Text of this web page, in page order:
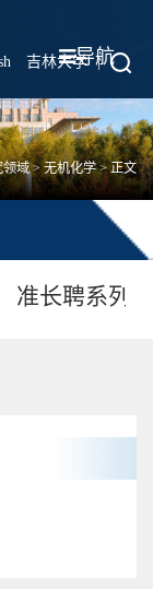
吉林大学 |
导航
领域>无机化学> 正文
准长聘系列